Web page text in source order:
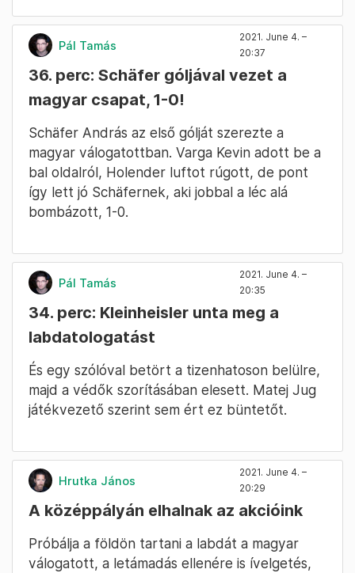
Pál Tamás
2021. June 4. –
20:37
36. perc: Schäfer góljával vezet a
magyar csapat, 1-0!
Schäfer András az első gólját szerezte a
magyar válogatottban. Varga Kevin adott be a
bal oldalról, Holender luftot rúgott, de pont
így lett jó Schäfernek, aki jobbal a léc alá
bombázott, 1-0.
Pál Tamás
2021. June 4. –
20:35
34. perc: Kleinheisler unta meg a
labdatologatást
És egy szólóval betört a tizenhatoson belülre,
majd a védők szorításában elesett. Matej Jug
játékvezető szerint sem ért ez büntetőt.
Hrutka János
2021. June 4. –
20:29
A középpályán elhalnak az akcióink
Próbálja a földön tartani a labdát a magyar
válogatott, a letámadás ellenére is ívelgetés,